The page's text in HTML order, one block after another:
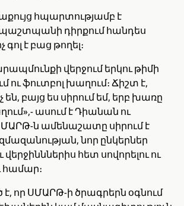
հպարտությամբ է
դիրքում հանդես
է բաց թողել։
վերջում երկու թիմի
ու ֆուտբոլ խաղում։ Ճիշտ է,
են, բայց ես սիրում եմ, երբ խառը
ասում է Դիանան ու
ն ամենաշատը սիրում է
նոր ընկերներ
վերջինններիս հետ սովորելու ու
համար։
որ ՍՄԱՐԹ-ի ծրագրերն օգնում